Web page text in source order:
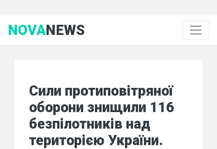
NOVANEWS
Сили протиповітряної
оборони знищили 116
безпілотників над
територією України.